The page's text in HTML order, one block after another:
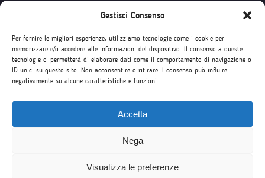
Gestisci Consenso
Per fornire le migliori esperienze, utilizziamo tecnologie come i cookie per
memorizzare e/o accedere alle informazioni del dispositivo. Il consenso a queste
tecnologie ci permetterà di elaborare dati come il comportamento di navigazione o
ID unici su questo sito. Non acconsentire o ritirare il consenso può influire
negativamente su alcune caratteristiche e funzioni.
Accetta
Nega
Visualizza le preferenze